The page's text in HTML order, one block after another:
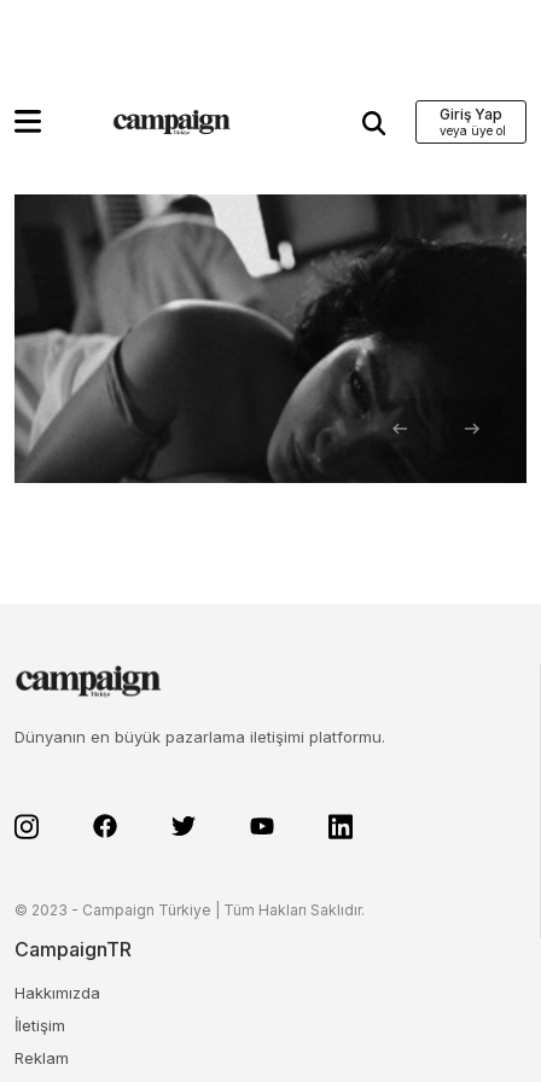
Giriş Yap
Dünyanın en büyük pazarlama iletişimi platformu.
© 2023 - Campaign Türkiye | Tüm Hakları Saklıdır.
CampaignTR
Hakkımızda
İletişim
Reklam